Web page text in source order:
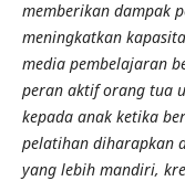
memberikan dampak
meningkatkan
media pembelajaran
peran aktif orang tua
kepada anak ketika
pelatihan diharapkan
yang lebih mandiri,